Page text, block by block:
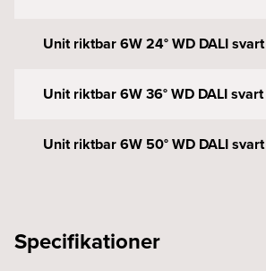
Unit riktbar 6W 24° WD DALI svart
Unit riktbar 6W 36° WD DALI svart
Unit riktbar 6W 50° WD DALI svart
Specifikationer